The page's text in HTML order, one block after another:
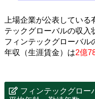
上場企業が公表してい
テックグローバルの収入
フィンテックグローバル
年収（生涯賃金）は2億
フィンテックグロー